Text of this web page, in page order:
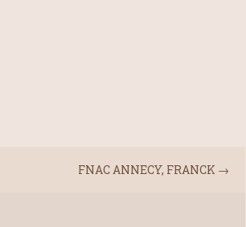
FNAC ANNECY, FRANCK →